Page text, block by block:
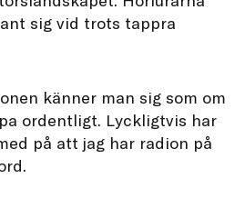
sig vid trots tappra
känner man sig som om
ordentligt. Lyckligtvis har
på att jag har radion på